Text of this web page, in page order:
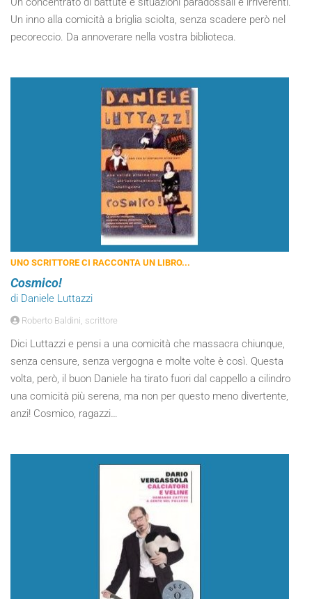
Un inno alla comicità a briglia sciolta, senza scadere però nel
pecoreccio. Da annoverare nella vostra biblioteca.
UNO SCRITTORE CI RACCONTA UN LIBRO...
Cosmico!
di Daniele Luttazzi
Roberto Baldini, scrittore
Dici Luttazzi e pensi a una comicità che massacra chiunque,
senza censure, senza vergogna e molte volte è così. Questa
volta, però, il buon Daniele ha tirato fuori dal cappello a cilindro
una comicità più serena, ma non per questo meno divertente,
anzi! Cosmico, ragazzi…